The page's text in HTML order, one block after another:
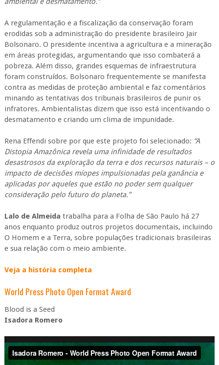
A regulamentação e a fiscalização da conservação foram
erodidas sob a administração do presidente brasileiro Jair
Bolsonaro. O presidente incentiva a agricultura e a mineração
em áreas protegidas, argumentando que isso combaterá a
pobreza. Além disso, grandes esquemas de infraestrutura
foram construídos. Bolsonaro frequentemente se manifesta
contra as medidas de proteção ambiental e faz comentários
minando as tentativas dos tribunais brasileiros de punir os
infratores. Ambientalistas dizem que isso está incentivando o
desmatamento e criando um clima de impunidade.
Rena Effendi sobre por que este projeto foi selecionado: “A
Distopia Amazônica revela uma infinidade de resultados
desastrosos da exploração da terra e dos recursos naturais – o
impacto de decisões míopes impulsionadas pela ganância e
aplicadas por aqueles que estão no poder sem qualquer
consideração pelo futuro do planeta.”
Lalo de Almeida trabalha para a Folha de São Paulo há 27
anos enquanto produz outros projetos documentais, incluindo
O Homem e a Terra, sobre populações tradicionais brasileiras
e sua relação com o meio ambiente.
Veja a história completa
World Press Photo Open Format Award
Blood is a Seed
Isadora Romero